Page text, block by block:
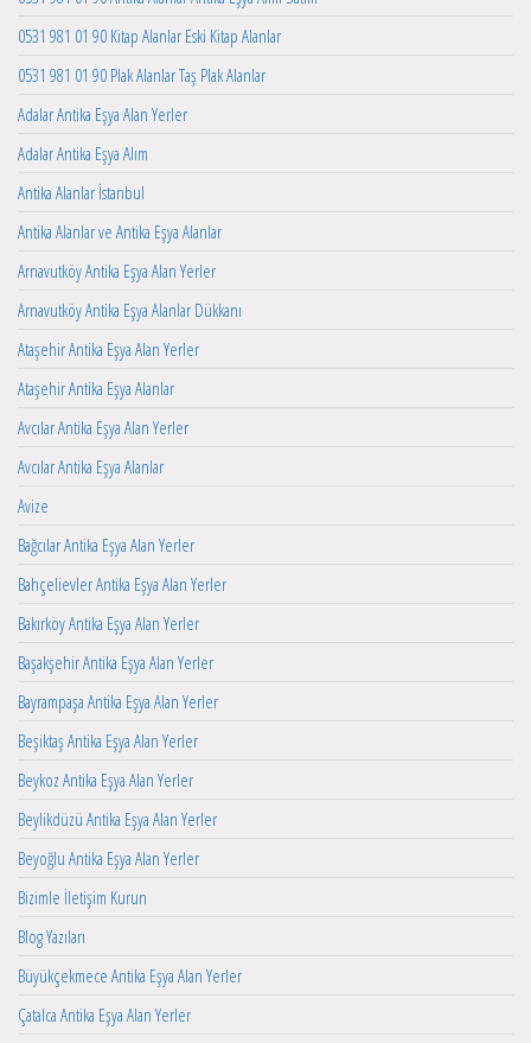
0531 981 01 90 Kitap Alanlar Eski Kitap Alanlar
0531 981 01 90 Plak Alanlar Taş Plak Alanlar
Adalar Antika Eşya Alan Yerler
Adalar Antika Eşya Alım
Antika Alanlar İstanbul
Antika Alanlar ve Antika Eşya Alanlar
Arnavutköy Antika Eşya Alan Yerler
Arnavutköy Antika Eşya Alanlar Dükkanı
Ataşehir Antika Eşya Alan Yerler
Ataşehir Antika Eşya Alanlar
Avcılar Antika Eşya Alan Yerler
Avcılar Antika Eşya Alanlar
Avize
Bağcılar Antika Eşya Alan Yerler
Bahçelievler Antika Eşya Alan Yerler
Bakırköy Antika Eşya Alan Yerler
Başakşehir Antika Eşya Alan Yerler
Bayrampaşa Antika Eşya Alan Yerler
Beşiktaş Antika Eşya Alan Yerler
Beykoz Antika Eşya Alan Yerler
Beylikdüzü Antika Eşya Alan Yerler
Beyoğlu Antika Eşya Alan Yerler
Bizimle İletişim Kurun
Blog Yazıları
Büyükçekmece Antika Eşya Alan Yerler
Çatalca Antika Eşya Alan Yerler